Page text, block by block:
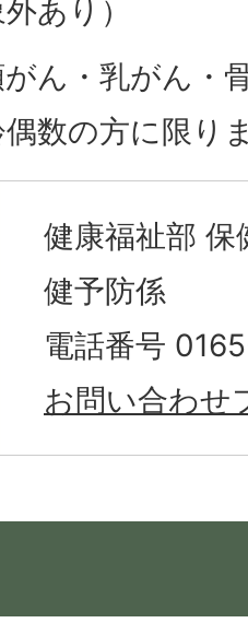
あり）
乳がん・骨
数の方に限り
健康福祉部
健予防係
電話番号
お問い合わせ